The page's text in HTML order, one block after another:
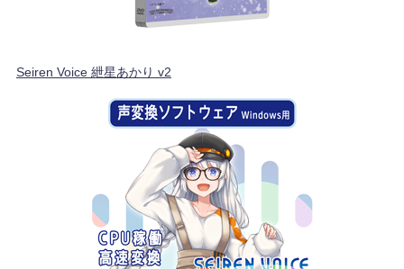
Seiren Voice 紲星あかり v2